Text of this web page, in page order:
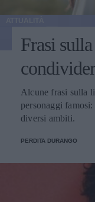
Frasi
Alcune frasi sulla
personaggi
diversi ambiti.
PERDITA DURANGO